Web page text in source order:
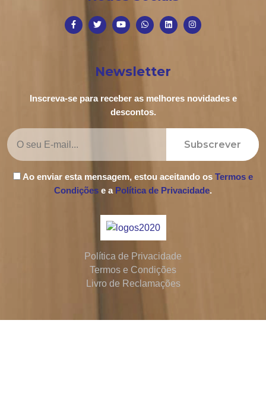
Newsletter
Inscreva-se para receber as melhores novidades e
descontos.
Subscrever
Ao enviar esta mensagem, estou aceitando os Termos e
Condições e a Política de Privacidade.
Política de Privacidade
Termos e Condições
Livro de Reclamações